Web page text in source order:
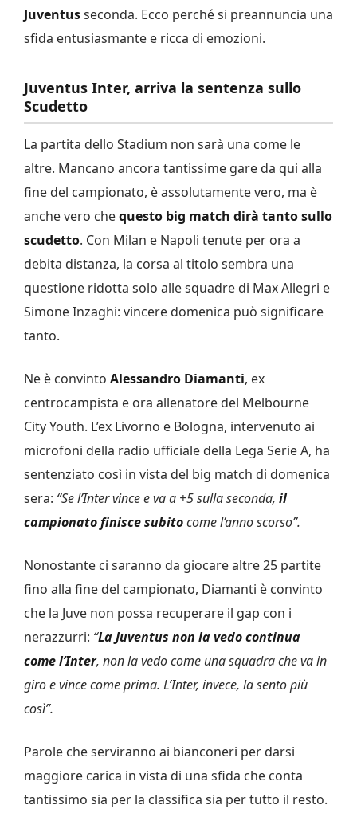
Juventusseconda. Ecco perché si preannuncia una
sfida entusiasmante e ricca di emozioni.
Juventus Inter, arriva la sentenza sullo
Scudetto
La partita dello Stadium non sarà una come le
altre. Mancano ancora tantissime gare da qui alla
fine del campionato, è assolutamente vero, ma è
anche vero chequesto big match dirà tanto sullo
scudetto. Con Milan e Napoli tenute per ora a
debita distanza, la corsa al titolo sembra una
questione ridotta solo alle squadre di Max Allegri e
Simone Inzaghi: vincere domenica può significare
tanto.
Ne è convinto Alessandro Diamanti, ex
centrocampista e ora allenatore del Melbourne
City Youth. L’ex Livorno e Bologna, intervenuto ai
microfoni della radio ufficiale della Lega Serie A, ha
sentenziato così in vista del big match di domenica
sera: “Se l’Inter vince e va a +5 sulla seconda, il
campionato finisce subitocome l’anno scorso”.
Nonostante ci saranno da giocare altre 25 partite
fino alla fine del campionato, Diamanti è convinto
che la Juve non possa recuperare il gap con i
nerazzurri: “La Juventus non la vedo continua
come l’Inter, non la vedo come una squadra che va in
giro e vince come prima. L’Inter, invece, la sento più
così”.
Parole che serviranno ai bianconeri per darsi
maggiore carica in vista di una sfida che conta
tantissimo sia per la classifica sia per tutto il resto.